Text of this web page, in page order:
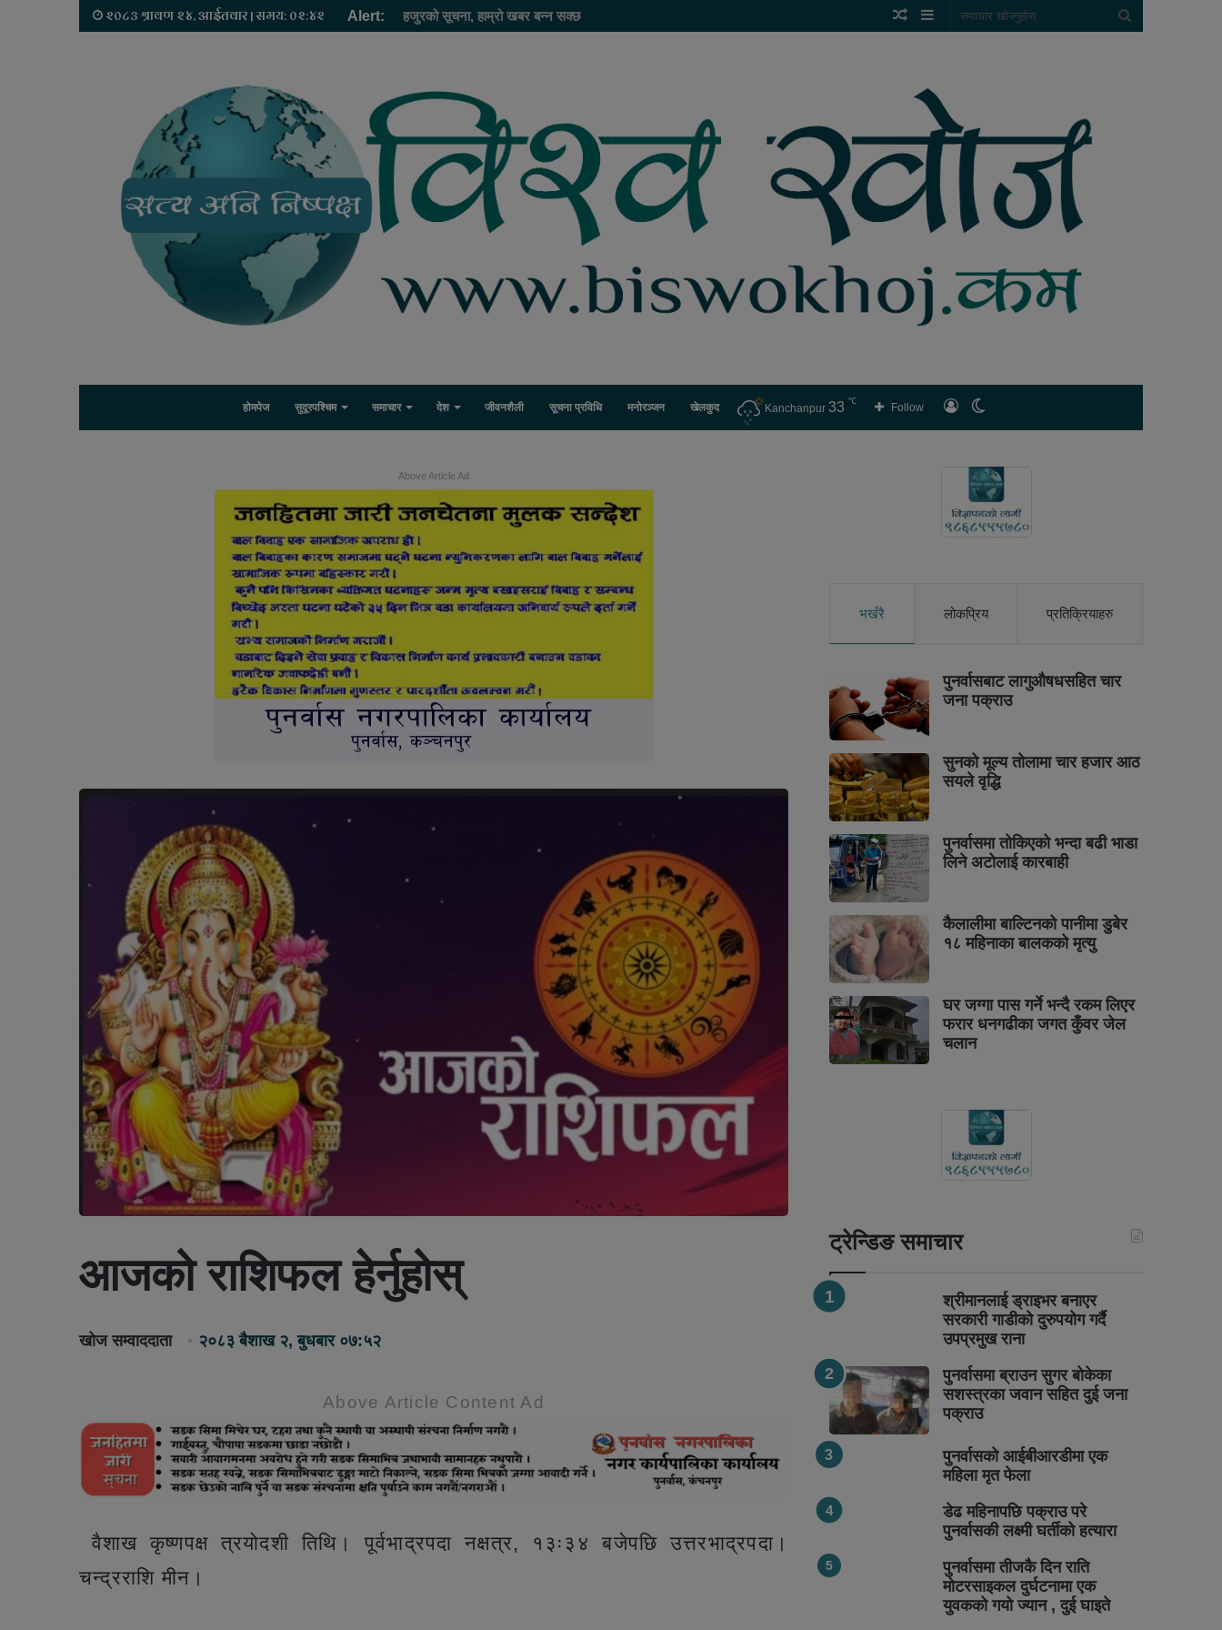
२०८३ श्रावण २४, आईतवार | समय: ०२:४२ Alert: हजुरको सूचना, हाम्रो खबर बन्न सक्छ Sidebar
Random
होमपेज सुदूरपश्चिम समाचार देश जीवनशैली सूचना प्रविधि मनोरञ्जन खेलकुद लगइन
Follow
Kanchanpur 33 ℃
Above Article Ad
आजको राशिफल हेर्नुहोस्
खोज सम्वाददाता २०८३ बैशाख २, बुधबार ०७:५२
Above Article Content Ad
वैशाख कृष्णपक्ष त्रयाेदशी तिथि। पूर्वभाद्रपदा नक्षत्र, १३ः३४ बजेपछि उत्तरभाद्रपदा।
चन्द्रराशि मीन।
भर्खरै लोकप्रिय प्रतिक्रियाहरु
पुनर्वासबाट लागुऔषधसहित चार
जना पक्राउ
सुनको मूल्य तोलामा चार हजार आठ
सयले वृद्धि
पुनर्वासमा तोकिएको भन्दा बढी भाडा
लिने अटोलाई कारबाही
कैलालीमा बाल्टिनको पानीमा डुबेर
१८ महिनाका बालकको मृत्यु
घर जग्गा पास गर्ने भन्दै रकम लिएर
फरार धनगढीका जगत कुँवर जेल
चलान
ट्रेन्डिङ समाचार
श्रीमानलाई ड्राइभर बनाएर
सरकारी गाडीको दुरुपयोग गर्दै
उपप्रमुख राना
पुनर्वासमा ब्राउन सुगर बोकेका
सशस्त्रका जवान सहित दुई जना
पक्राउ
पुनर्वासको आईबीआरडीमा एक
महिला मृत फेला
डेढ महिनापछि पक्राउ परे
पुनर्वासकी लक्ष्मी घर्तीको हत्यारा
पुनर्वासमा तीजकै दिन राति
मोटरसाइकल दुर्घटनामा एक
युवकको गयो ज्यान , दुई घाइते